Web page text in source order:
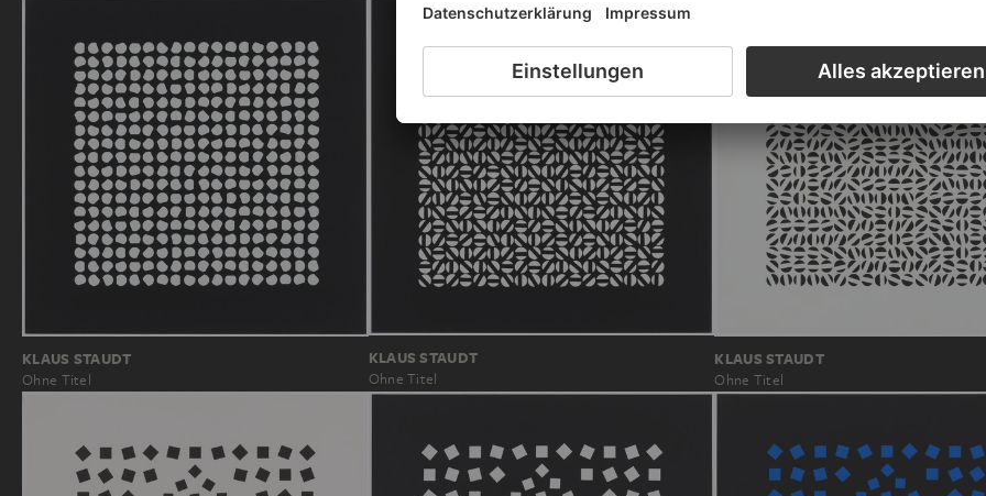
KLAUS STAUDT
Ohne Titel
KLAUS STAUDT
Ohne Titel
KLAUS STAUDT
Ohne Titel